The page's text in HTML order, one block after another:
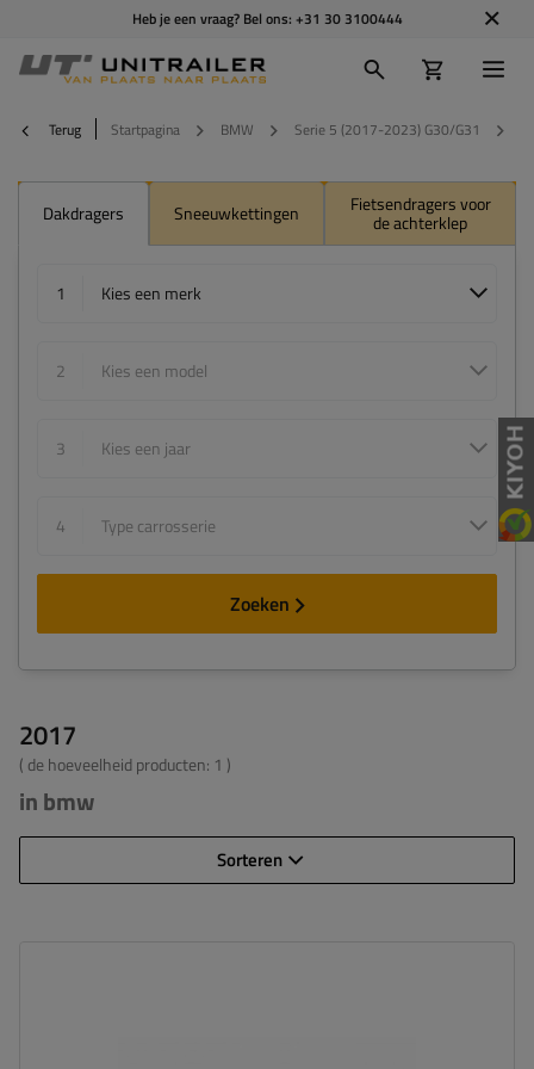
Heb je een vraag? Bel ons: +31 30 3100444
Terug Startpagina BMW Serie 5 (2017-2023) G30/G31
Dakdragers Sneeuwkettingen Fietsendragers voor
de achterklep
1 Kies een merk
2 Kies een model
3 Kies een jaar
4 Type carrosserie
Zoeken
2017
( de hoeveelheid producten: 1 )
in bmw
Sorteren